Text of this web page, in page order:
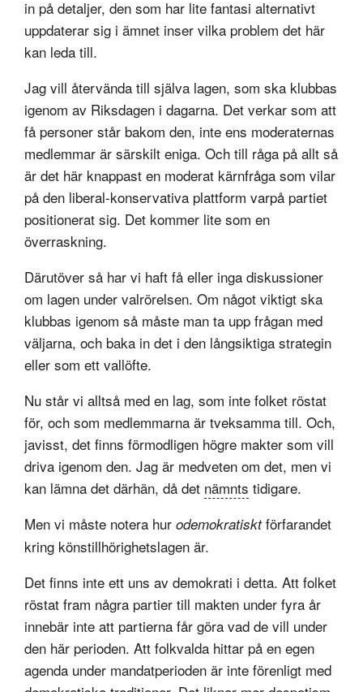
in på detaljer, den som har lite fantasi alternativt
uppdaterar sig i ämnet inser vilka problem det här
kan leda till.
Jag vill återvända till själva lagen, som ska klubbas
igenom av Riksdagen i dagarna. Det verkar som att
få personer står bakom den, inte ens moderaternas
medlemmar är särskilt eniga. Och till råga på allt så
är det här knappast en moderat kärnfråga som vilar
på den liberal-konservativa plattform varpå partiet
positionerat sig. Det kommer lite som en
överraskning.
Därutöver så har vi haft få eller inga diskussioner
om lagen under valrörelsen. Om något viktigt ska
klubbas igenom så måste man ta upp frågan med
väljarna, och baka in det i den långsiktiga strategin
eller som ett vallöfte.
Nu står vi alltså med en lag, som inte folket röstat
för, och som medlemmarna är tveksamma till. Och,
javisst, det finns förmodligen högre makter som vill
driva igenom den. Jag är medveten om det, men vi
kan lämna det därhän, då det nämnts tidigare.
Men vi måste notera hur odemokratisktförfarandet
kring könstillhörighetslagen är.
Det finns inte ett uns av demokrati i detta. Att folket
röstat fram några partier till makten under fyra år
innebär inte att partierna får göra vad de vill under
den här perioden. Att folkvalda hittar på en egen
agenda under mandatperioden är inte förenligt med